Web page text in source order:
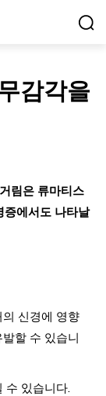
감각을
림은 류마티스
증에서도 나타날
신경에 영향
할 수 있습니
수 있습니다.